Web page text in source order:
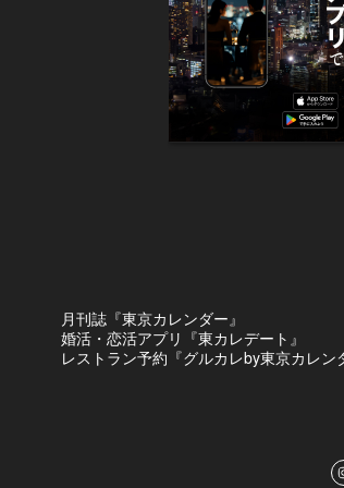
月刊誌『東京カレンダー』
婚活・恋活アプリ『東カレデート』
レストラン予約『グルカレby東京カレン